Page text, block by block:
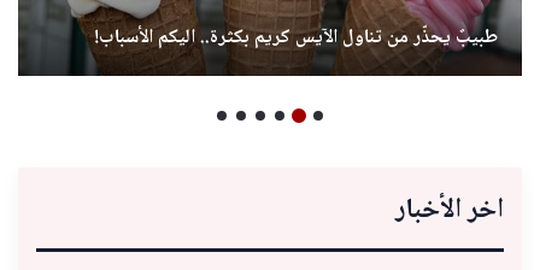
طبيبٌ يحذّر من تناول الآيس كريم بكثرة.. اليكم الأسباب!
اخر الأخبار